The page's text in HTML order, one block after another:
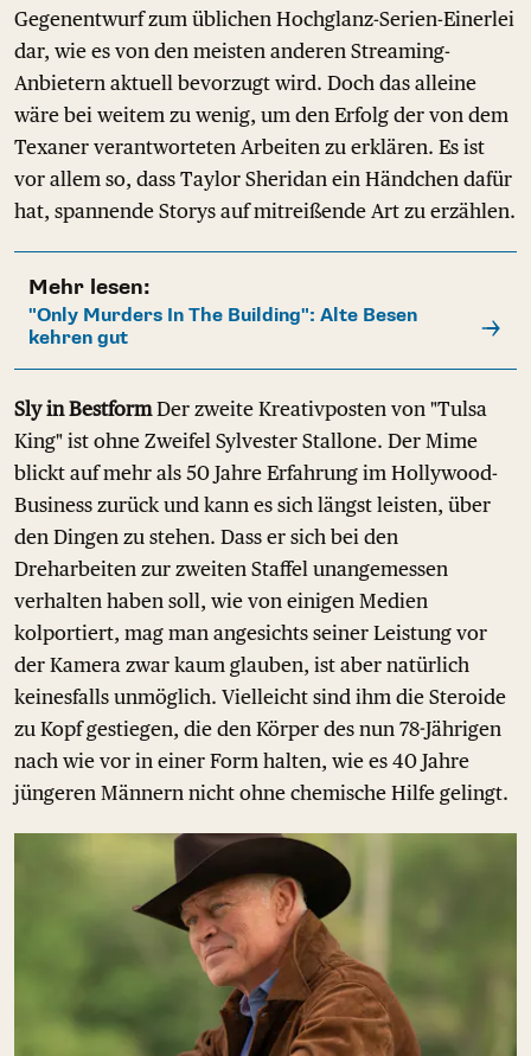
Gegenentwurf zum üblichen Hochglanz-Serien-Einerlei
dar, wie es von den meisten anderen Streaming-
Anbietern aktuell bevorzugt wird. Doch das alleine
wäre bei weitem zu wenig, um den Erfolg der von dem
Texaner verantworteten Arbeiten zu erklären. Es ist
vor allem so, dass Taylor Sheridan ein Händchen dafür
hat, spannende Storys auf mitreißende Art zu erzählen.
Mehr lesen:
"Only Murders In The Building": Alte Besen
kehren gut
Sly in BestformDer zweite Kreativposten von "Tulsa
King" ist ohne Zweifel Sylvester Stallone. Der Mime
blickt auf mehr als 50 Jahre Erfahrung im Hollywood-
Business zurück und kann es sich längst leisten, über
den Dingen zu stehen. Dass er sich bei den
Dreharbeiten zur zweiten Staffel unangemessen
verhalten haben soll, wie von einigen Medien
kolportiert, mag man angesichts seiner Leistung vor
der Kamera zwar kaum glauben, ist aber natürlich
keinesfalls unmöglich. Vielleicht sind ihm die Steroide
zu Kopf gestiegen, die den Körper des nun 78-Jährigen
nach wie vor in einer Form halten, wie es 40 Jahre
jüngeren Männern nicht ohne chemische Hilfe gelingt.